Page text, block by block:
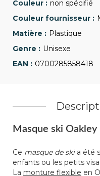
non spécifié
Plastique
Unisexe
0700285858418
Masque ski
Ce masque de skia été
enfants ou les petits
La monture flexible en